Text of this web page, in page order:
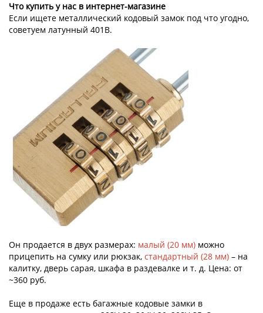
Что купить у нас в интернет-магазине
Если ищете металлический кодовый замок под что угодно,
советуем латунный 401B.
Он продается в двух размерах: малый (20 мм) можно
прицепить на сумку или рюкзак, стандартный (28 мм) – на
калитку, дверь сарая, шкафа в раздевалке и т. д. Цена: от
~360 руб.
Еще в продаже есть багажные кодовые замки в